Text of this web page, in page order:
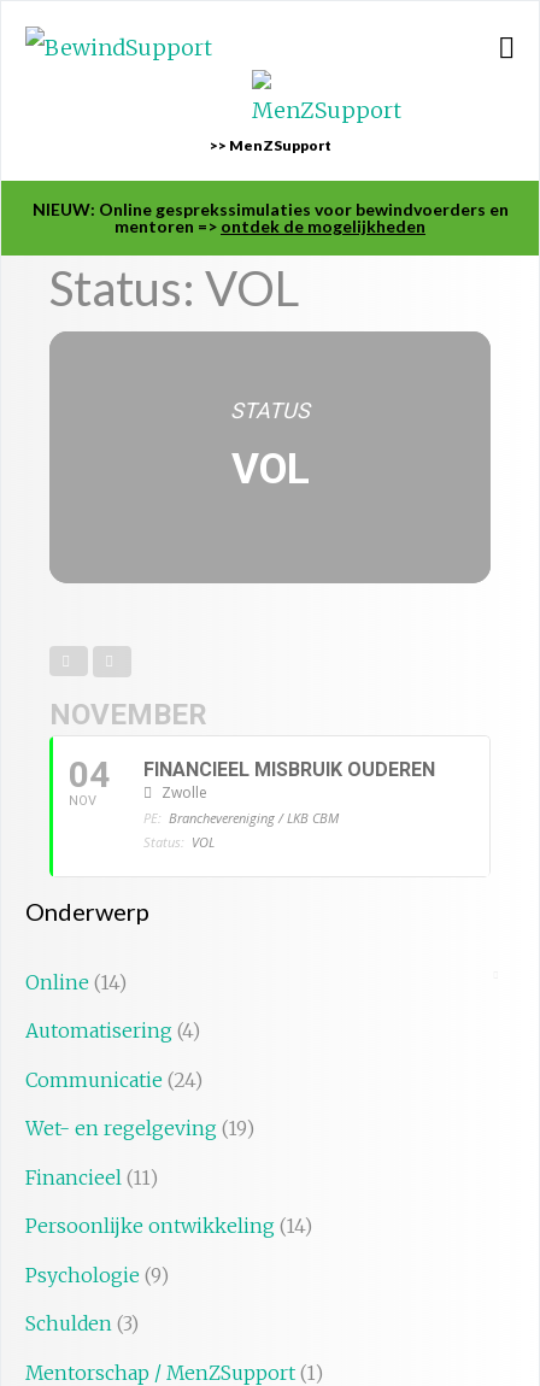
>> MenZSupport
NIEUW: Online gesprekssimulaties voor bewindvoerders en
mentoren => ontdek de mogelijkheden
Status: VOL
STATUS
VOL
NOVEMBER
04
NOV
FINANCIEEL MISBRUIK OUDEREN
Zwolle
PE: Branchevereniging / LKB CBM
Status: VOL
Onderwerp
Online (14)
Automatisering (4)
Communicatie (24)
Wet- en regelgeving (19)
Financieel (11)
Persoonlijke ontwikkeling (14)
Psychologie (9)
Schulden (3)
Mentorschap / MenZSupport (1)